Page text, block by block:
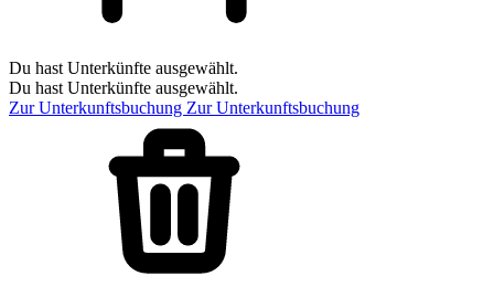
Du hast Unterkünfte ausgewählt.
Du hast Unterkünfte ausgewählt.
Zur Unterkunftsbuchung Zur Unterkunftsbuchung